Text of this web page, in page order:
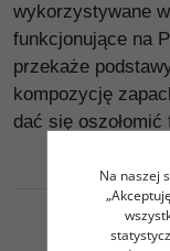
wykorzystywane
funkcjonujące na
przekaże
kompozycję
dać się oszołomić
Na naszej